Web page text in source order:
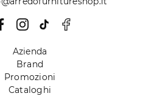
Azienda
Brand
Promozioni
Cataloghi